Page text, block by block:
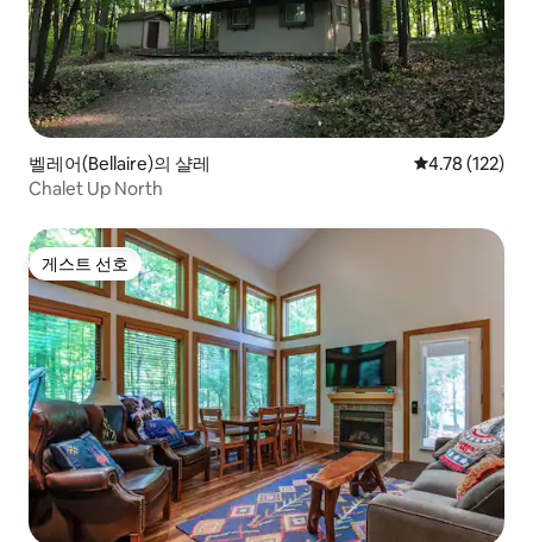
벨레어(Bellaire)의 샬레 평점 4.78점(5
4.78 (122)
Chalet Up North
게스트 선호
게스트 선호